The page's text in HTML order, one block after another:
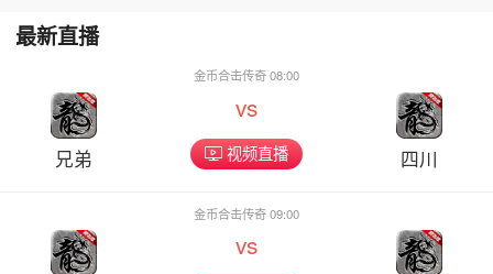
最新直播
兄弟
金币合击传奇 08:00
vs
视频直播 四川
金币合击传奇 09:00
vs